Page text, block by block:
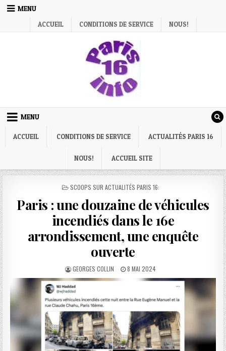
Skip
MENU
ACCUEIL
CONDITIONS DE SERVICE NOUS!
MENU
ACCUEIL CONDITIONS DE SERVICE ACTUALITÉS PARIS 16
NOUS! ACCUEIL SITE
POSTED
SCOOPS SUR ACTUALITÉS PARIS 16:
Paris : une douzaine de véhicules
incendiés dans le 16e
arrondissement, une enquête
ouverte
AUTHOR:
GEORGES COLLIN
PUBLISHED
DATE:
8 MAI 2024